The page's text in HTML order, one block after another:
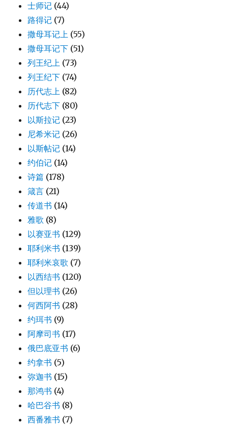
士师记 (44)
路得记 (7)
撒母耳记上 (55)
撒母耳记下 (51)
列王纪上 (73)
列王纪下 (74)
历代志上 (82)
历代志下 (80)
以斯拉记 (23)
尼希米记 (26)
以斯帖记 (14)
约伯记 (14)
诗篇 (178)
箴言 (21)
传道书 (14)
雅歌 (8)
以赛亚书 (129)
耶利米书 (139)
耶利米哀歌 (7)
以西结书 (120)
但以理书 (26)
何西阿书 (28)
约珥书 (9)
阿摩司书 (17)
俄巴底亚书 (6)
约拿书 (5)
弥迦书 (15)
那鸿书 (4)
哈巴谷书 (8)
西番雅书 (7)